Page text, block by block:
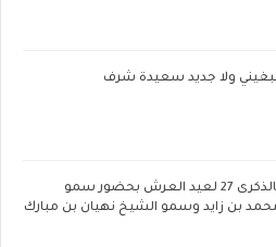
ولا جديد سعيدة شرف
أبوظبي تحتفي بالذكرى 27 لعيد العرش بحضور سمو
بن زايد وسمو الشيخ نهيان بن مبارك